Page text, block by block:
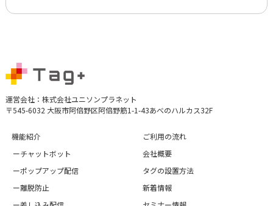
運営会社：株式会社ユニソンプラネット
〒545-6032 大阪市阿倍野区阿倍野筋1-1-43あべのハルカス32F
機能紹介
ーチャットボット
ーポップアップ配信
ー離脱防止
ご利用の流れ
会社概要
タグの設置方法
新着情報